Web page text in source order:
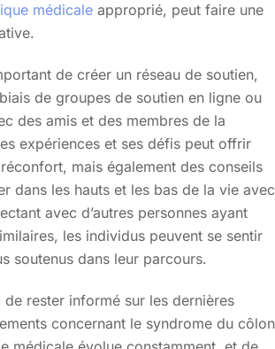
médicale approprié, peut faire une
de créer un réseau de soutien,
de groupes de soutien en ligne ou
des amis et des membres de la
expériences et ses défis peut offrir
mais également des conseils
dans les hauts et les bas de la vie avec
avec d’autres personnes ayant
les individus peuvent se sentir
soutenus dans leur parcours.
rester informé sur les dernières
concernant le syndrome du côlon